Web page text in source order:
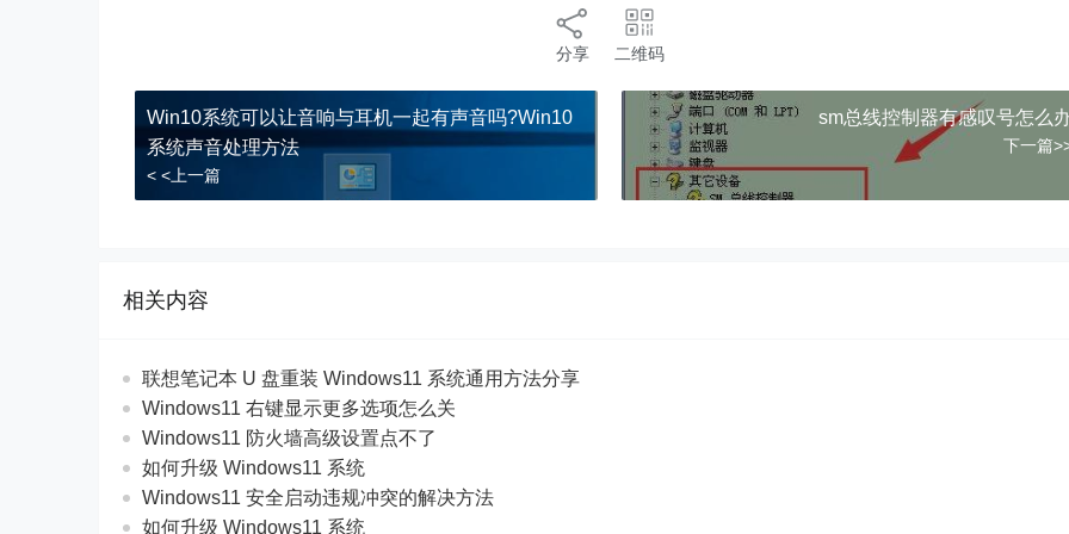
分享 二维码
Win10系统可以让音响与耳机一起有声音吗?Win10
系统声音处理方法
< <上一篇
sm总线控制器有感叹号怎么
下一篇
相关内容
联想笔记本 U 盘重装 Windows11 系统通用方法分享
Windows11 右键显示更多选项怎么关
Windows11 防火墙高级设置点不了
如何升级 Windows11 系统
Windows11 安全启动违规冲突的解决方法
如何升级 Windows11 系统